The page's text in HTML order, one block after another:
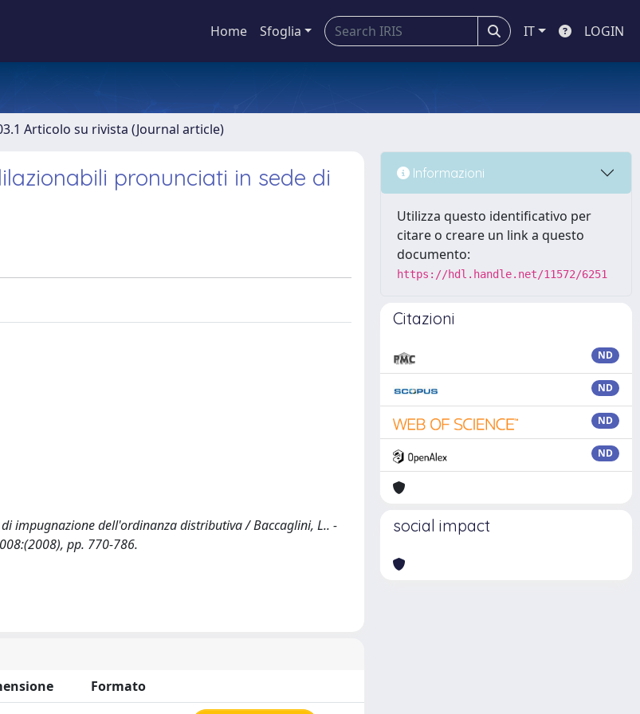
Home Sfoglia IT LOGIN
Articolo su rivista (Journal article)
pronunciati in sede di
impugnazione dell'ordinanza distributiva / Baccaglini, L.. -
pp. 770-786.
Formato
Informazioni
Utilizza questo identificativo per
citare o creare un link a questo
documento:
https://hdl.handle.net/11572/6251
Citazioni
ND
ND
ND
ND
social impact